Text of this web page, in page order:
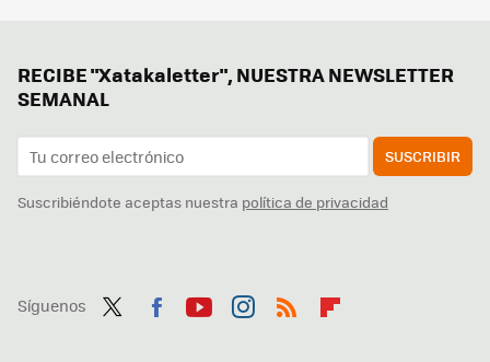
RECIBE "Xatakaletter", NUESTRA NEWSLETTER
SEMANAL
SUSCRIBIR
Suscribiéndote aceptas nuestra política de privacidad
Síguenos